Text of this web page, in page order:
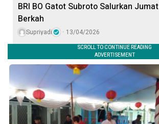
BRI BO Gatot Subroto Salurkan Jumat
Berkah
Supriyadi 13/04/2026